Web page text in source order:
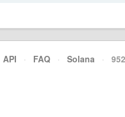
API · FAQ · Solana ·